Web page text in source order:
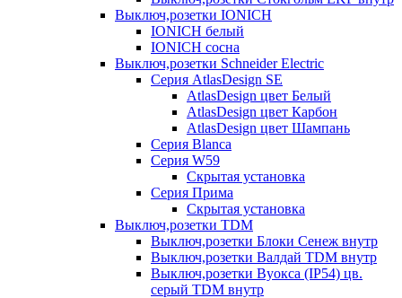
Выключ,розетки IONICH
IONICH белый
IONICH сосна
Выключ,розетки Schneider Electric
Серия AtlasDesign SE
AtlasDesign цвет Белый
AtlasDesign цвет Карбон
AtlasDesign цвет Шампань
Серия Blanca
Серия W59
Скрытая установка
Серия Прима
Скрытая установка
Выключ,розетки TDM
Выключ,розетки Блоки Сенеж внутр
Выключ,розетки Валдай TDM внутр
Выключ,розетки Вуокса (IP54) цв.
серый TDM внутр